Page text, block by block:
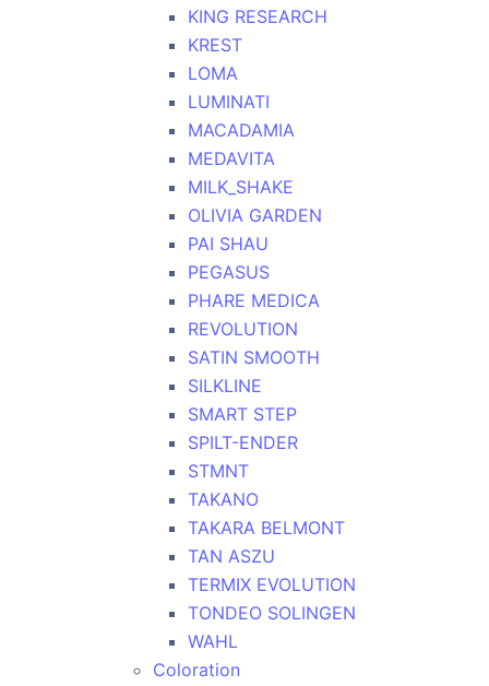
KING RESEARCH
KREST
LOMA
LUMINATI
MACADAMIA
MEDAVITA
MILK_SHAKE
OLIVIA GARDEN
PAI SHAU
PEGASUS
PHARE MEDICA
REVOLUTION
SATIN SMOOTH
SILKLINE
SMART STEP
SPILT-ENDER
STMNT
TAKANO
TAKARA BELMONT
TAN ASZU
TERMIX EVOLUTION
TONDEO SOLINGEN
WAHL
Coloration